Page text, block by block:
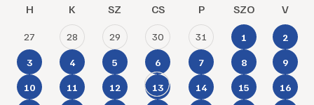
H K SZ CS P SZO V
27 28 29 30 31 1 2
3 4 5 6 7 8 9
10 11 12 13 14 15 16